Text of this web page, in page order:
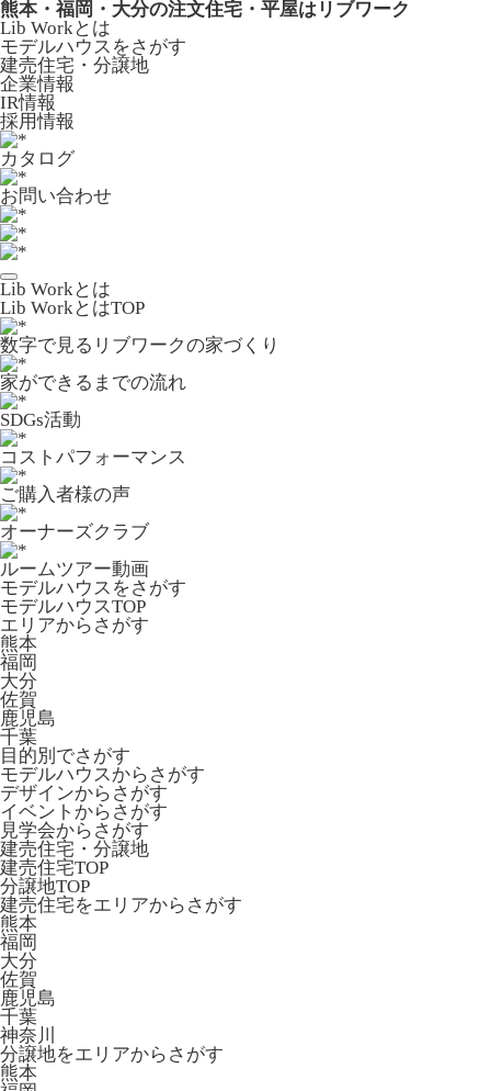
熊本・福岡・大分の注文住宅・平屋はリブワーク
Lib Workとは
モデルハウスをさがす
建売住宅・分譲地
企業情報
IR情報
採用情報
カタログ
お問い合わせ
Lib Workとは
Lib WorkとはTOP
数字で⾒るリブワークの家づくり
家ができるまでの流れ
SDGs活動
コストパフォーマンス
ご購入者様の声
オーナーズクラブ
ルームツアー動画
モデルハウスをさがす
モデルハウスTOP
エリアからさがす
熊本
福岡
大分
佐賀
鹿児島
千葉
目的別でさがす
モデルハウスからさがす
デザインからさがす
イベントからさがす
見学会からさがす
建売住宅・分譲地
建売住宅TOP
分譲地TOP
建売住宅をエリアからさがす
熊本
福岡
大分
佐賀
鹿児島
千葉
神奈川
分譲地をエリアからさがす
熊本